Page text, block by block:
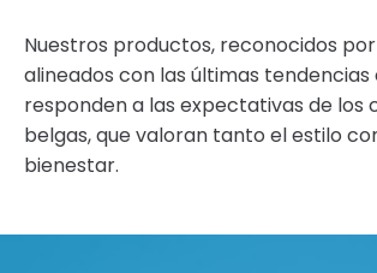
Nuestros productos, reconocidos
alineados con las últimas tendencias
responden a las expectativas de los
belgas, que valoran tanto el estilo
bienestar.